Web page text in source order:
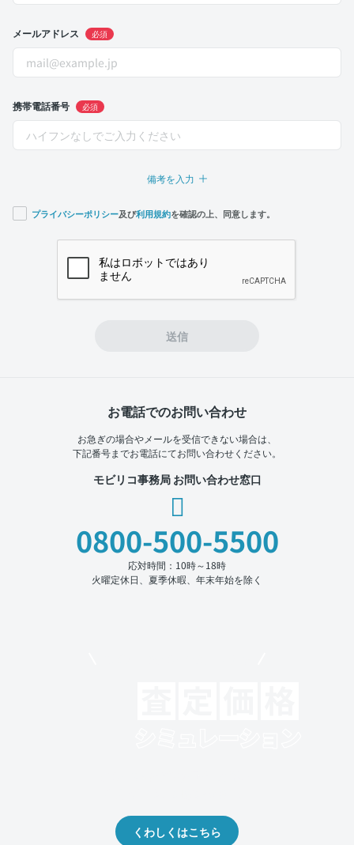
メールアドレス 必須
携帯電話番号 必須
備考を入力
プライバシーポリシー及び利用規約を確認の上、同意します。
送信
お電話でのお問い合わせ
お急ぎの場合やメールを受信できない場合は、
下記番号までお電話にてお問い合わせください。
モビリコ事務局 お問い合わせ窓口
0800-500-5500
応対時間：10時～18時
火曜定休日、夏季休暇、年末年始を除く
くわしくはこちら